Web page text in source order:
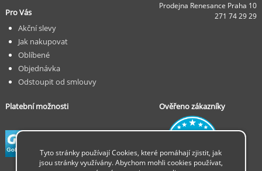
Prodejna Renesance Praha 10
271 74 29 29
Pro Vás
Akční slevy
Jak nakupovat
Oblíbené
Objednávka
Odstoupit od smlouvy
Platební možnosti Ověřeno zákazníky
Tyto stránky používají Cookies, které pomáhají zjistit, jak
jsou stránky využívány. Abychom mohli cookies používat,